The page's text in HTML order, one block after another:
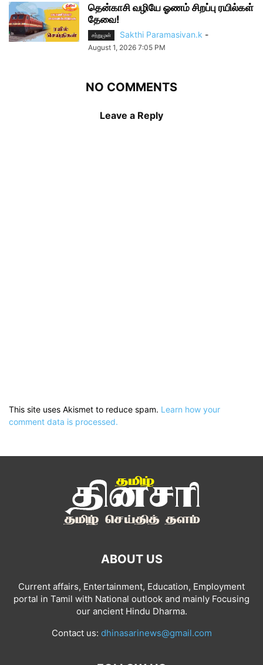
தென்காசி வழியே ஓணம் சிறப்பு ரயில்கள்
தேவை!
சற்றுமுன் Sakthi Paramasivan.k -
August 1, 2026 7:05 PM
NO COMMENTS
Leave a Reply
This site uses Akismet to reduce spam. Learn how your
comment data is processed.
ABOUT US
Current affairs, Entertainment, Education, Employment
portal in Tamil with National outlook and mainly Focusing
our ancient Hindu Dharma.
Contact us: dhinasarinews@gmail.com